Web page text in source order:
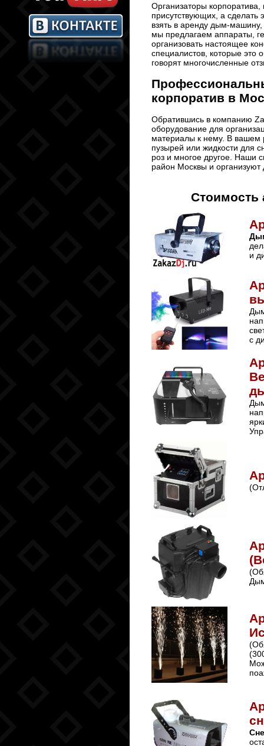
Организаторы корпоратива,
присутствующих, а сделать
взять в аренду дым-
мы предлагаем аппараты,
организовать настоящее
специалистов, которые это
говорят многочисленные
корпоратив в
Обратившись в компанию
оборудование для
материалы к нему. В вашем
пузырей или жидкости для
роз и многое другое. Наши
район Москвы и организуют
Стоимость
и
с